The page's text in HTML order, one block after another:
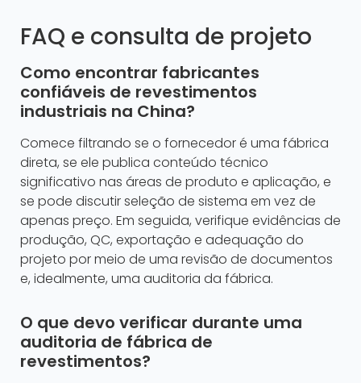
FAQ e consulta de projeto
Como encontrar fabricantes
confiáveis de revestimentos
industriais na China?
Comece filtrando se o fornecedor é uma fábrica
direta, se ele publica conteúdo técnico
significativo nas áreas de produto e aplicação, e
se pode discutir seleção de sistema em vez de
apenas preço. Em seguida, verifique evidências de
produção, QC, exportação e adequação do
projeto por meio de uma revisão de documentos
e, idealmente, uma auditoria da fábrica.
O que devo verificar durante uma
auditoria de fábrica de
revestimentos?